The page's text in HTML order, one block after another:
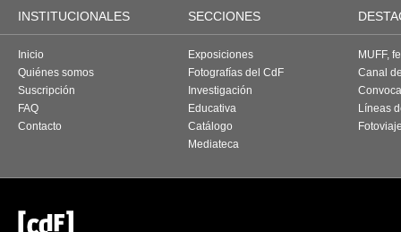
INSTITUCIONALES SECCIONES
Inicio
Quiénes somos
Suscripción
FAQ
Contacto
Exposiciones
Fotografías del CdF
Investigación
Educativa
Catálogo
Mediateca
MUFF,
Canal
Líneas